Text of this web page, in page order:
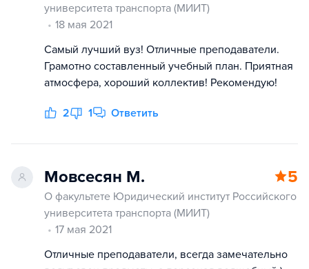
университета транспорта (МИИТ)
18 мая 2021
Самый лучший вуз! Отличные преподаватели.
Грамотно составленный учебный план. Приятная
атмосфера, хороший коллектив! Рекомендую!
2 1 Ответить
Мовсесян М. 5
О факультете Юридический институт Российского
университета транспорта (МИИТ)
17 мая 2021
Отличные преподаватели, всегда замечательно